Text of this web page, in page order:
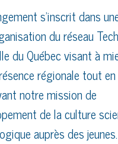
s’inscrit dans
du réseau
du Québec visant à
régionale tout en
notre mission de
de la culture
auprès des jeunes.